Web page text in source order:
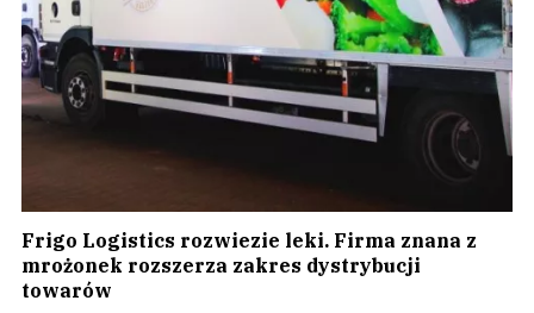
Frigo Logistics rozwiezie leki. Firma znana z
mrożonek rozszerza zakres dystrybucji
towarów